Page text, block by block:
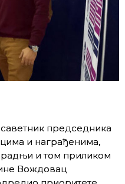
председника
и награђенима,
и том приликом
Вождовац